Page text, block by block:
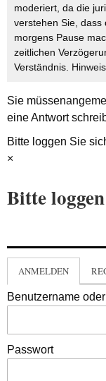
moderiert, da die
verstehen Sie, dass
morgens Pause
zeitlichen
Verständnis. Hinweis
Sie müssen
eine Antwort
Bitte loggen Sie
×
Bitte
ANMELDEN
Benutzername
Passwort